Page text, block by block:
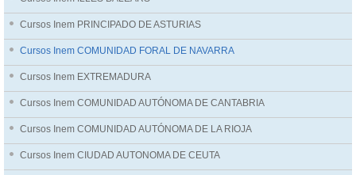
Cursos Inem PRINCIPADO DE ASTURIAS
Cursos Inem COMUNIDAD FORAL DE NAVARRA
Cursos Inem EXTREMADURA
Cursos Inem COMUNIDAD AUTÓNOMA DE CANTABRIA
Cursos Inem COMUNIDAD AUTÓNOMA DE LA RIOJA
Cursos Inem CIUDAD AUTONOMA DE CEUTA